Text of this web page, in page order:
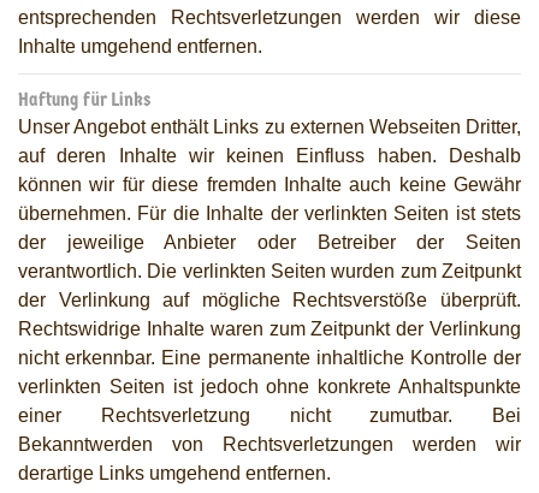
entsprechenden Rechtsverletzungen werden wir diese
Inhalte umgehend entfernen.
Haftung für Links
Unser Angebot enthält Links zu externen Webseiten Dritter,
auf deren Inhalte wir keinen Einfluss haben. Deshalb
können wir für diese fremden Inhalte auch keine Gewähr
übernehmen. Für die Inhalte der verlinkten Seiten ist stets
der jeweilige Anbieter oder Betreiber der Seiten
verantwortlich. Die verlinkten Seiten wurden zum Zeitpunkt
der Verlinkung auf mögliche Rechtsverstöße überprüft.
Rechtswidrige Inhalte waren zum Zeitpunkt der Verlinkung
nicht erkennbar. Eine permanente inhaltliche Kontrolle der
verlinkten Seiten ist jedoch ohne konkrete Anhaltspunkte
einer Rechtsverletzung nicht zumutbar. Bei
Bekanntwerden von Rechtsverletzungen werden wir
derartige Links umgehend entfernen.